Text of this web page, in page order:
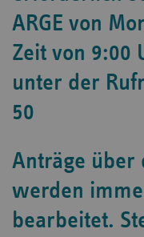
ARGE von
Zeit von 9:00
unter der
50
Anträge über
werden
bearbeitet.